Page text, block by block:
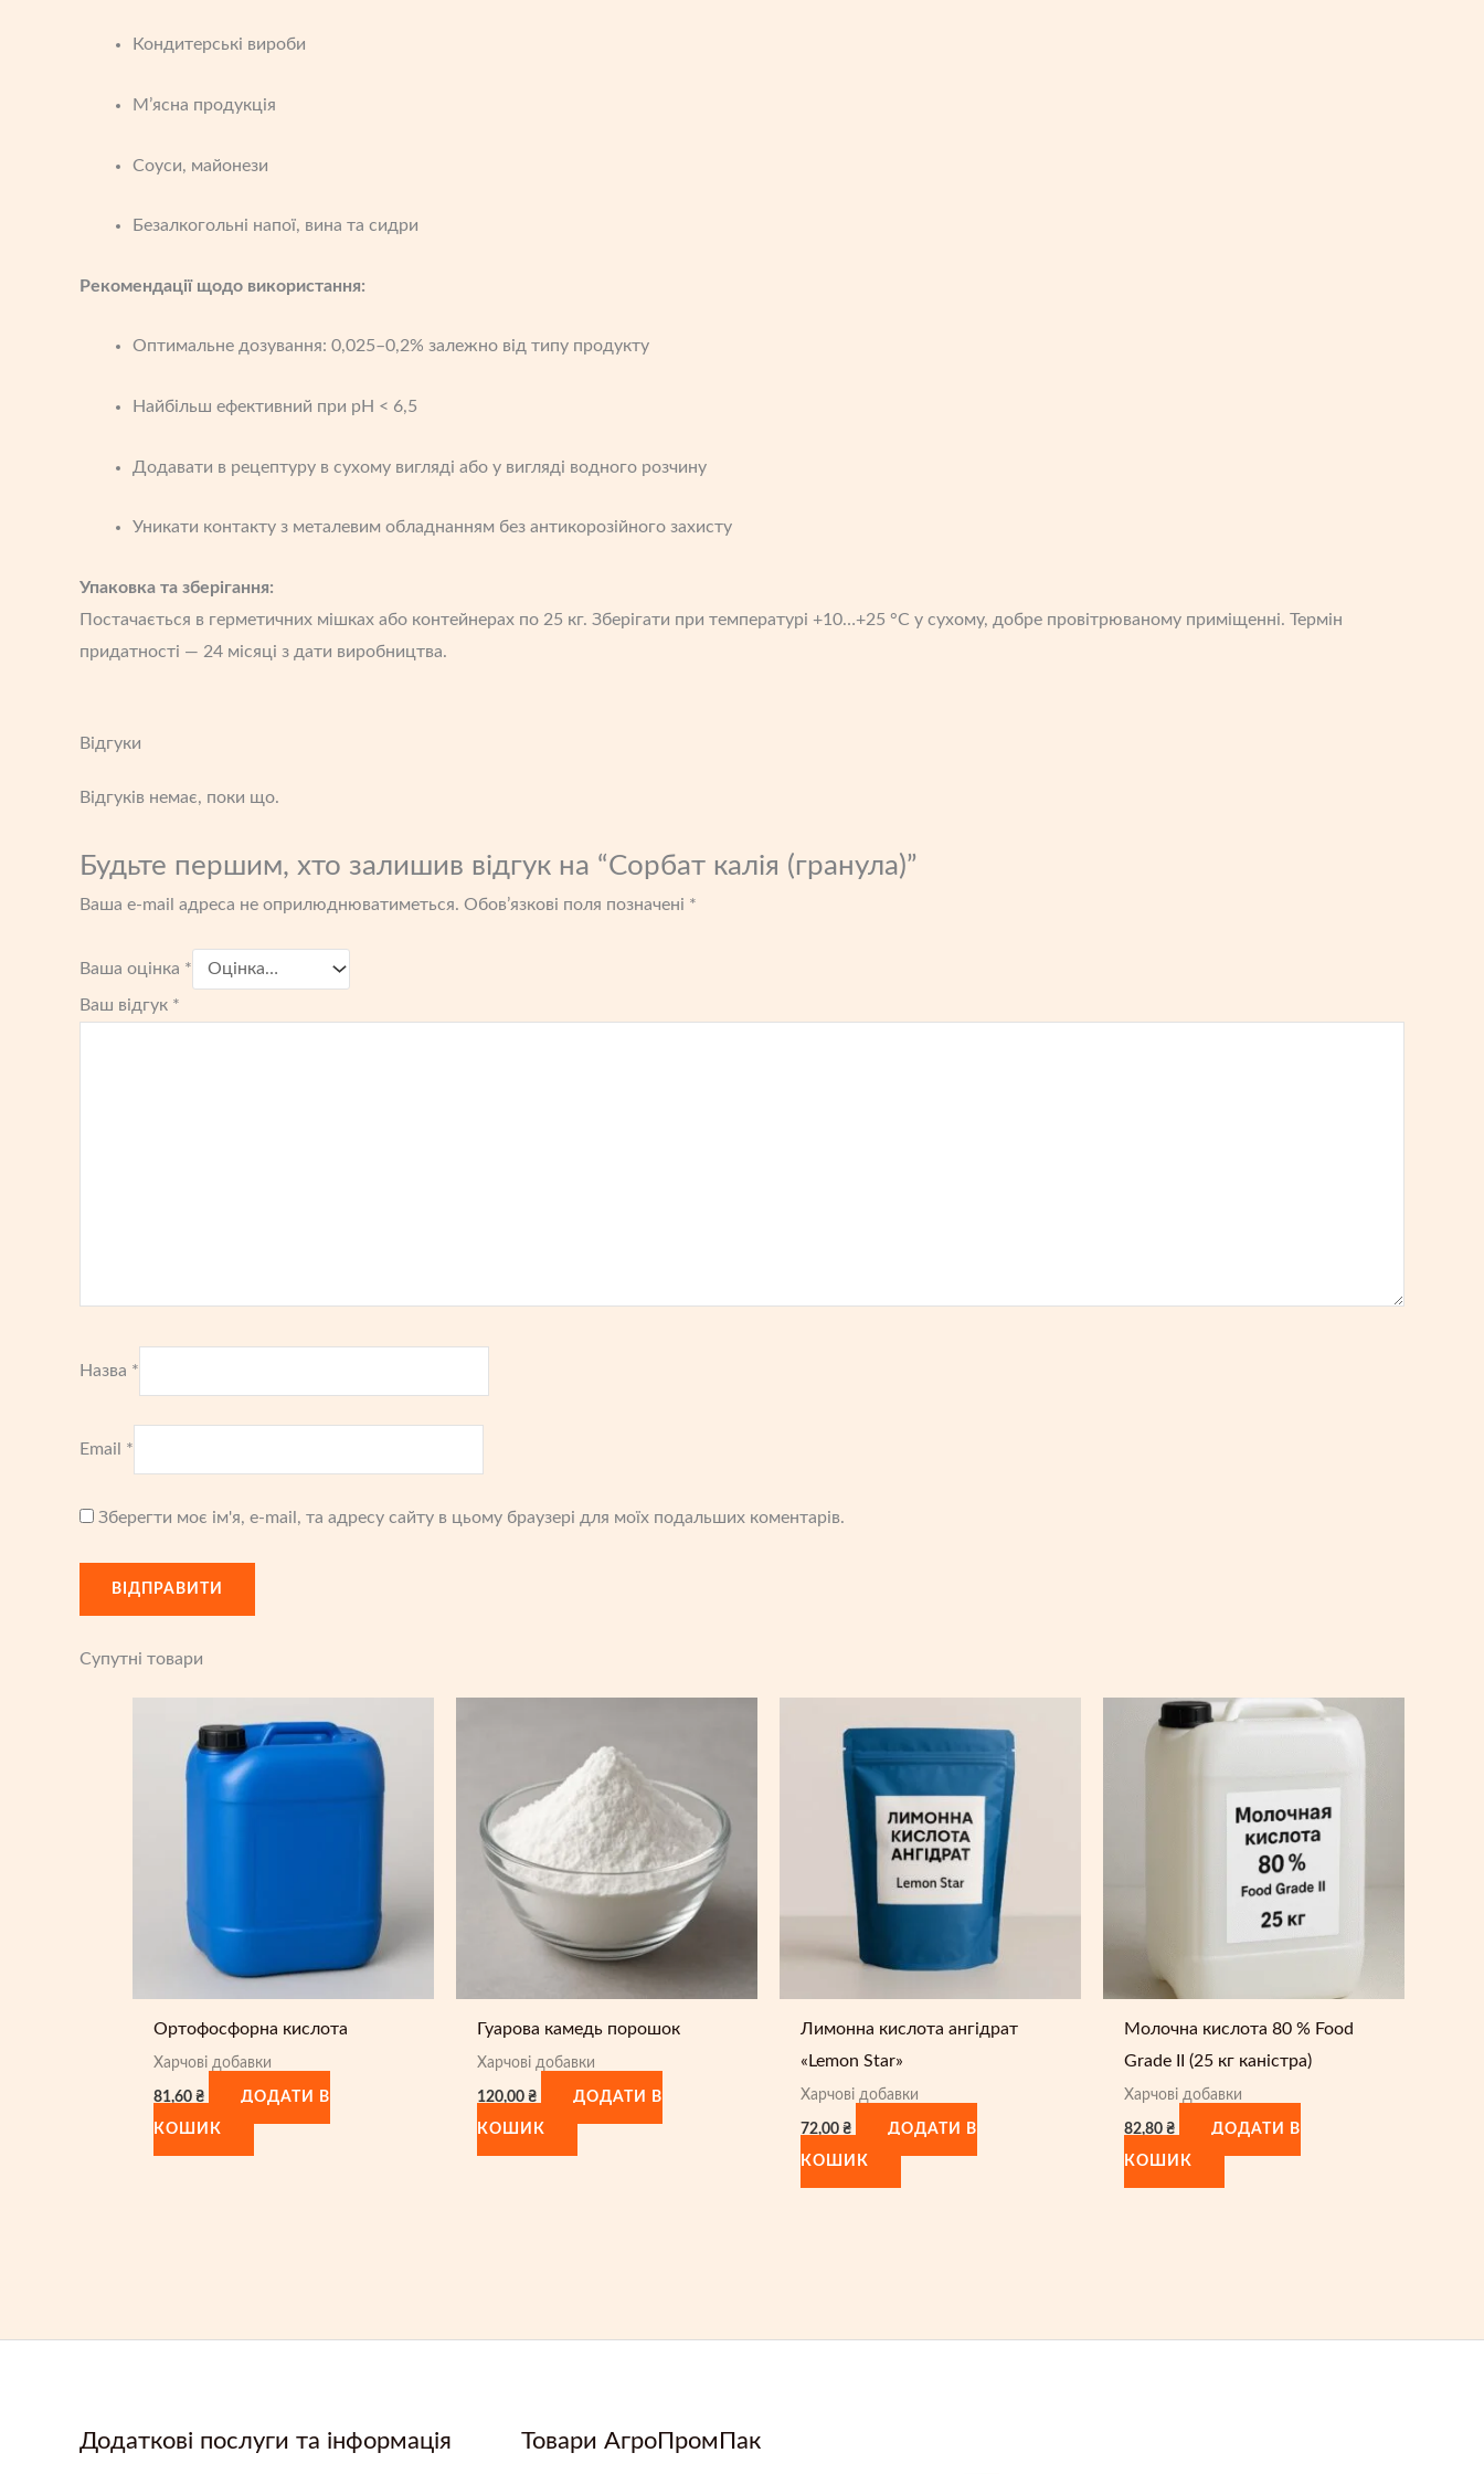
Кондитерські вироби
М’ясна продукція
Соуси, майонези
Безалкогольні напої, вина та сидри
Рекомендації щодо використання:
Оптимальне дозування: 0,025–0,2% залежно від типу продукту
Найбільш ефективний при pH < 6,5
Додавати в рецептуру в сухому вигляді або у вигляді водного розчину
Уникати контакту з металевим обладнанням без антикорозійного захисту
Упаковка та зберігання:
Постачається в герметичних мішках або контейнерах по 25 кг. Зберігати при температурі +10…+25 °C у сухому, добре провітрюваному приміщенні. Термін
придатності — 24 місяці з дати виробництва.
Відгуки
Відгуків немає, поки що.
Будьте першим, хто залишив відгук на “Сорбат калія (гранула)”
Ваша e-mail адреса не оприлюднюватиметься. Обов’язкові поля позначені *
Ваша оцінка *
Ваш відгук *
Назва *
Email *
Зберегти моє ім'я, e-mail, та адресу сайту в цьому браузері для моїх подальших коментарів.
Супутні товари
Ортофосфорна кислота
Харчові добавки
81,60₴ ДОДАТИ В
КОШИК
Гуарова камедь порошок
Харчові добавки
120,00₴ ДОДАТИ В
КОШИК
Лимонна кислота ангідрат
«Lemon Star»
Харчові добавки
72,00₴ ДОДАТИ В
КОШИК
Молочна кислота 80 % Food
Grade II (25 кг каністра)
Харчові добавки
82,80₴ ДОДАТИ В
КОШИК
Додаткові послуги та інформація Товари АгроПромПак